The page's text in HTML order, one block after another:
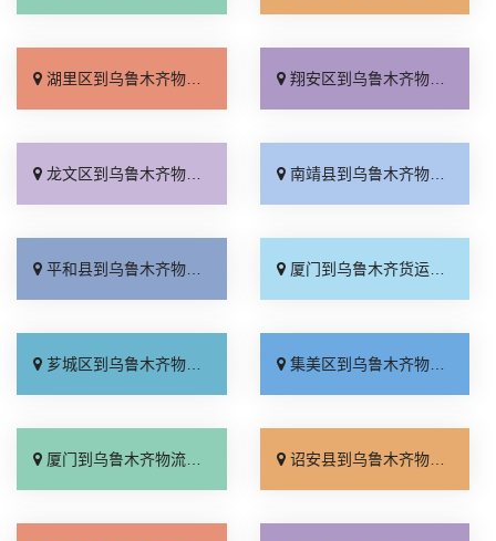
湖里区到乌鲁木齐物流专线_准时准点「专业靠谱」 翔安区到乌鲁木齐物流专线_直达往返「直达到站」
龙文区到乌鲁木齐物流专线_诚信经营「几天到达」 南靖县到乌鲁木齐物流专线_直通专线「诚信经营」
平和县到乌鲁木齐物流专线_资质齐全「天天发车」 厦门到乌鲁木齐货运专线-厦门到乌鲁木齐物流公司_直通专线「快运有保障」
芗城区到乌鲁木齐物流专线_送货到门「费用多少」 集美区到乌鲁木齐物流专线_需要几天「整车配货」
厦门到乌鲁木齐物流专线_运保时效「高效快运」 诏安县到乌鲁木齐物流专线_价格实惠「专业可靠」